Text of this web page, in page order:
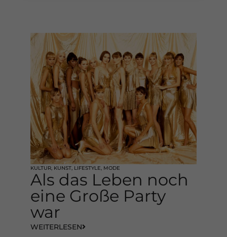
KULTUR, KUNST, LIFESTYLE, MODE
Als das Leben noch
eine Große Party
war
WEITERLESEN